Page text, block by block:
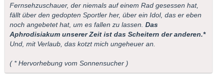
Fernsehzuschauer, der niemals auf einem Rad gesessen hat,
fällt über den gedopten Sportler her, über ein Idol, das er eben
noch angebetet hat, um es fallen zu lassen. Das
Aphrodisiakum unserer Zeit ist das Scheitern der anderen.*
Und, mit Verlaub, das kotzt mich ungeheuer an.
( * Hervorhebung vom Sonnensucher )